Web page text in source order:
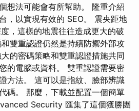
想法可能會有所幫助。 隆重介紹
，以實現有效的 SEO。 震央距地
，這樣的地震往往造成更大的破
雙重認證仍然是持續防禦外部攻
的密碼策略和雙重認證措施共同
的電腦或資料。 雙重認證需要密
方法。 這可以是指紋、臉部辨識
碼。 那麼，下載並配置一個簡單
Security 匯集了這個獲勝團